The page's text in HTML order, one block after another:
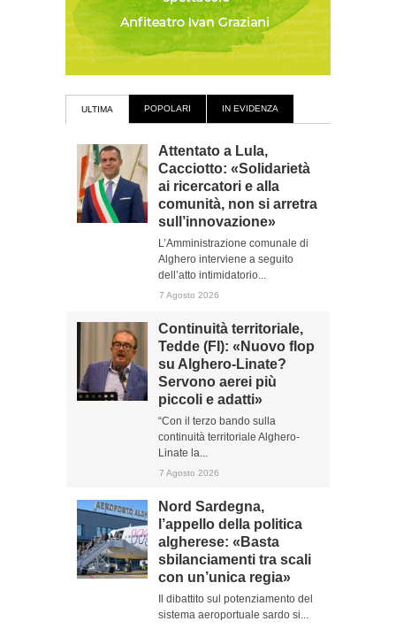
ULTIMA POPOLARI IN EVIDENZA
Attentato a Lula,
Cacciotto: «Solidarietà
ai ricercatori e alla
comunità, non si arretra
sull’innovazione»
L’Amministrazione comunale di
Alghero interviene a seguito
dell’atto intimidatorio...
7 Agosto 2026
Continuità territoriale,
Tedde (FI): «Nuovo flop
su Alghero-Linate?
Servono aerei più
piccoli e adatti»
“Con il terzo bando sulla
continuità territoriale Alghero-
Linate la...
7 Agosto 2026
Nord Sardegna,
l’appello della politica
algherese: «Basta
sbilanciamenti tra scali
con un’unica regia»
Il dibattito sul potenziamento del
sistema aeroportuale sardo si...